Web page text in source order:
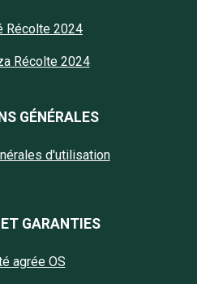
Récolte 2024
Récolte 2024
GÉNÉRALES
d'utilisation
GARANTIES
agrée OS